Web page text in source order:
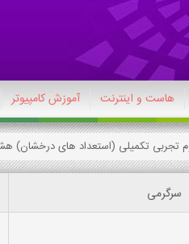
هاست و اینترنت آموزش کامپیوتر
سرگرمی